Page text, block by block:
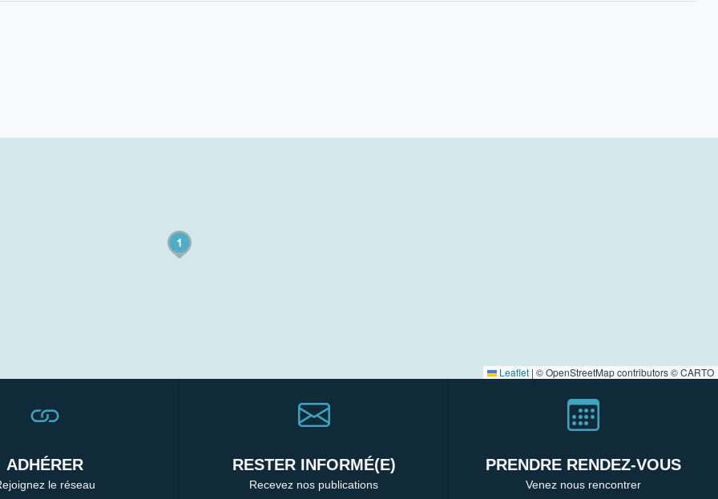
Leaflet | © OpenStreetMap contributors © CARTO
ADHÉRER
le réseau
RESTER INFORMÉ(E)
Recevez nos publications
PRENDRE RENDEZ-VOUS
Venez nous rencontrer